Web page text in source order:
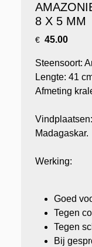
8 X 5 MM
€ 45.00
Steensoort:
Lengte: 41
Afmeting
Madagaskar.
Werking:
Goed
Tegen
Tegen
Bij